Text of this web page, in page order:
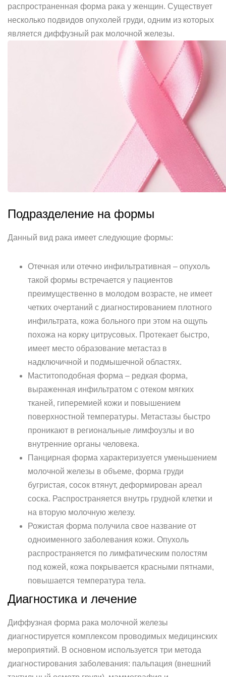
распространенная форма рака у женщин. Существует
несколько подвидов опухолей груди, одним из которых
является диффузный рак молочной железы.
Подразделение на формы
Данный вид рака имеет следующие формы:
Отечная или отечно инфильтративная – опухоль
такой формы встречается у пациентов
преимущественно в молодом возрасте, не имеет
четких очертаний с диагностированием плотного
инфильтрата, кожа больного при этом на ощупь
похожа на корку цитрусовых. Протекает быстро,
имеет место образование метастаз в
надключичной и подмышечной областях.
Маститоподобная форма – редкая форма,
выраженная инфильтратом с отеком мягких
тканей, гиперемией кожи и повышением
поверхностной температуры. Метастазы быстро
проникают в региональные лимфоузлы и во
внутренние органы человека.
Панцирная форма характеризуется уменьшением
молочной железы в объеме, форма груди
бугристая, сосок втянут, деформирован ареал
соска. Распространяется внутрь грудной клетки и
на вторую молочную железу.
Рожистая форма получила свое название от
одноименного заболевания кожи. Опухоль
распространяется по лимфатическим полостям
под кожей, кожа покрывается красными пятнами,
повышается температура тела.
Диагностика и лечение
Диффузная форма рака молочной железы
диагностируется комплексом проводимых медицинских
мероприятий. В основном используется три метода
диагностирования заболевания: пальпация (внешний